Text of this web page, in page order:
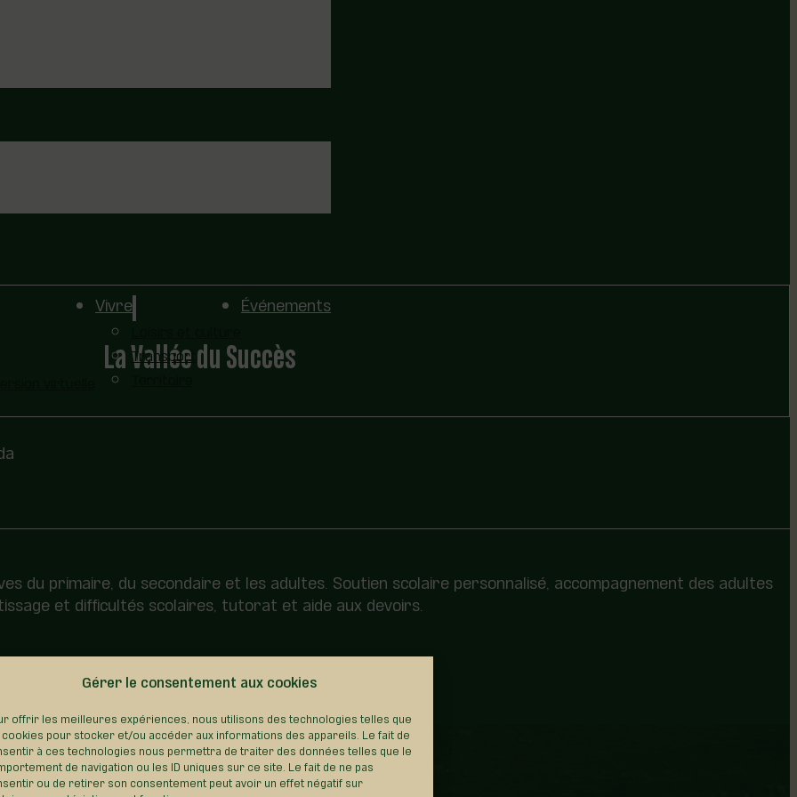
Gérer le consentement aux cookies
offrir les meilleures expériences, nous utilisons des technologies telles que
cookies pour stocker et/ou accéder aux informations des appareils. Le fait de
à ces technologies nous permettra de traiter des données telles que le
de navigation ou les ID uniques sur ce site. Le fait de ne pas
ou de retirer son consentement peut avoir un effet négatif sur
Vivre
Transport
Événements
La Vallée du Succès
du primaire, du secondaire et les adultes. Soutien scolaire personnalisé, accompagnement des adultes
et difficultés scolaires, tutorat et aide aux devoirs.